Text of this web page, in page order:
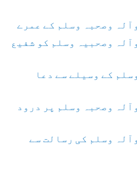
وصحبہ وسلم کے عمرے
وصحبیہ وسلم کو شفیع
کے وسیلے سے دعا
وصحبہ وسلم پر درود
وسلم کی رسالت سے